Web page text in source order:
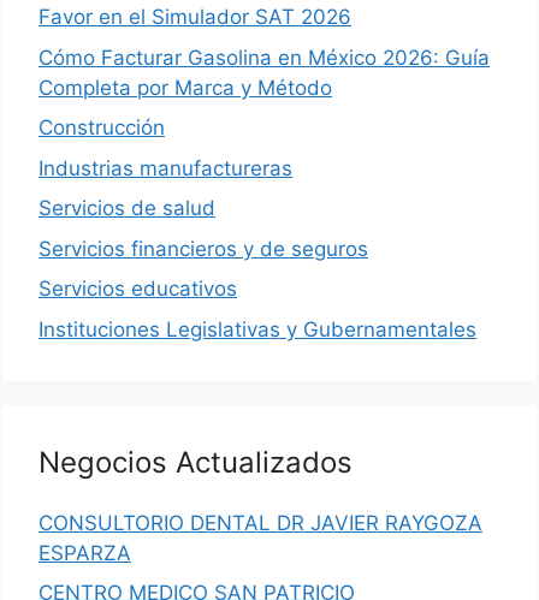
Favor en el Simulador SAT 2026
Cómo Facturar Gasolina en México 2026: Guía
Completa por Marca y Método
Construcción
Industrias manufactureras
Servicios de salud
Servicios financieros y de seguros
Servicios educativos
Instituciones Legislativas y Gubernamentales
Negocios Actualizados
CONSULTORIO DENTAL DR JAVIER RAYGOZA
ESPARZA
CENTRO MEDICO SAN PATRICIO